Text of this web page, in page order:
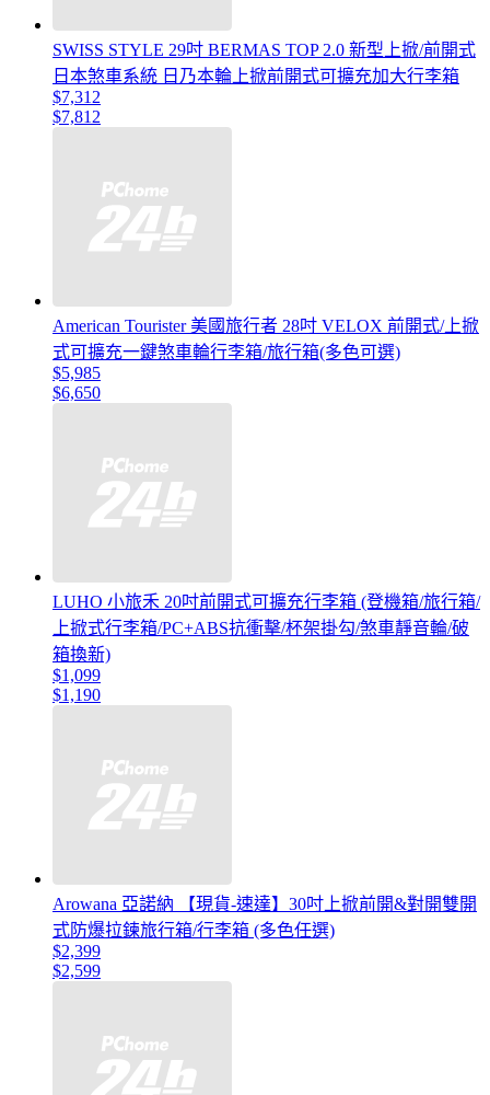
SWISS STYLE 29吋 BERMAS TOP 2.0 新型上掀/前開式
日本煞車系統 日乃本輪上掀前開式可擴充加大行李箱
$7,312
$7,812
American Tourister 美國旅行者 28吋 VELOX 前開式/上掀
式可擴充一鍵煞車輪行李箱/旅行箱(多色可選)
$5,985
$6,650
LUHO 小旅禾 20吋前開式可擴充行李箱 (登機箱/旅行箱/
上掀式行李箱/PC+ABS抗衝擊/杯架掛勾/煞車靜音輪/破
箱換新)
$1,099
$1,190
Arowana 亞諾納 【現貨-速達】30吋上掀前開&對開雙開
式防爆拉鍊旅行箱/行李箱 (多色任選)
$2,399
$2,599